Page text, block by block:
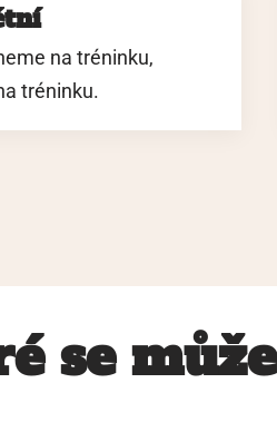
na tréninku,
tréninku.
se